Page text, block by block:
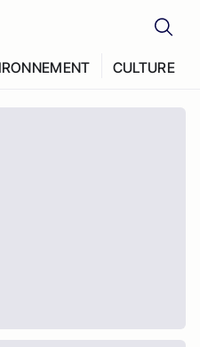
CULTURE